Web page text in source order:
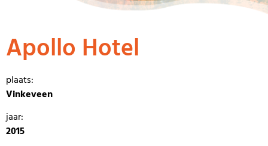
Apollo Hotel
plaats:
Vinkeveen
jaar:
2015